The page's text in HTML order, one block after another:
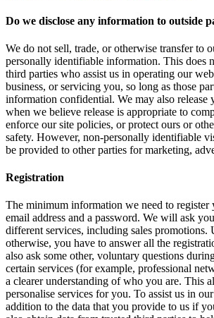
Do we disclose any information to outside
We do not sell, trade, or otherwise transfer to
personally identifiable information. This does
third parties who assist us in operating our
business, or servicing you, so long as those
information confidential. We may also release
when we believe release is appropriate to
enforce our site policies, or protect ours or
safety. However, non-personally identifiable
be provided to other parties for marketing,
Registration
The minimum information we need to register
email address and a password. We will ask
different services, including sales promotions.
otherwise, you have to answer all the
also ask some other, voluntary questions
certain services (for example, professional
a clearer understanding of who you are. This
personalise services for you. To assist us in
addition to the data that you provide to us if